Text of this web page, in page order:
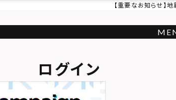
【重要なお知らせ】
ログイン